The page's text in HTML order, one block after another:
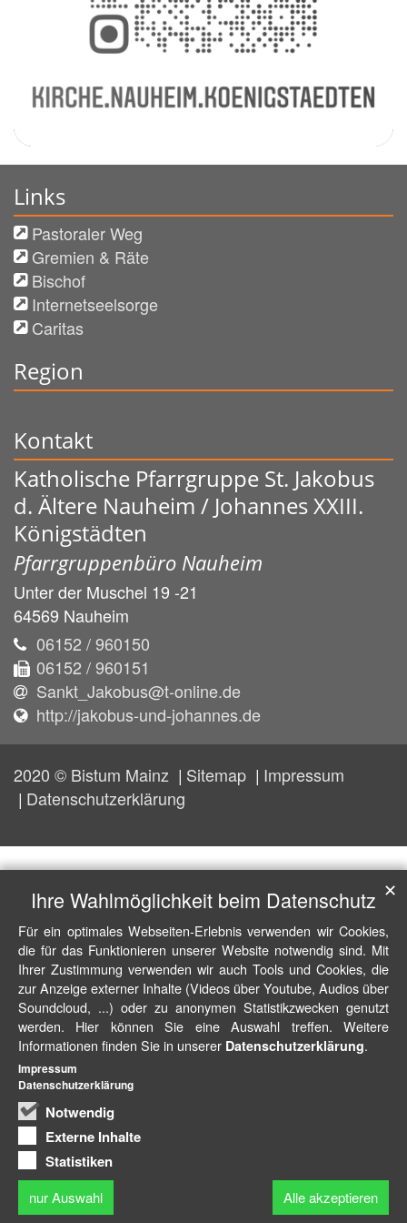
Links
Pastoraler Weg
Gremien & Räte
Bischof
Internetseelsorge
Caritas
Region
Kontakt
Katholische Pfarrgruppe St. Jakobus
d. Ältere Nauheim / Johannes XXIII.
Königstädten
Pfarrgruppenbüro Nauheim
Unter der Muschel 19 -21
64569 Nauheim
06152 / 960150
06152 / 960151
Sankt_Jakobus@t-online.de
http://jakobus-und-johannes.de
2020 © Bistum Mainz Sitemap
Impressum
Datenschutzerklärung
Ihre Wahlmöglichkeit beim Datenschutz
Für ein optimales Webseiten-Erlebnis verwenden wir Cookies,
die für das Funktionieren unserer Website notwendig sind. Mit
Ihrer Zustimmung verwenden wir auch Tools und Cookies, die
zur Anzeige externer Inhalte (Videos über Youtube, Audios über
Soundcloud, ...) oder zu anonymen Statistikzwecken genutzt
werden. Hier können Sie eine Auswahl treffen. Weitere
Informationen finden Sie in unserer Datenschutzerklärung.
Notwendig
Externe Inhalte
Statistiken
nur Auswahl Alle akzeptieren
✕
Impressum
Datenschutzerklärung